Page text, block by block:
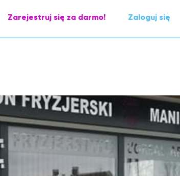
Zarejestruj się za darmo! Zaloguj się